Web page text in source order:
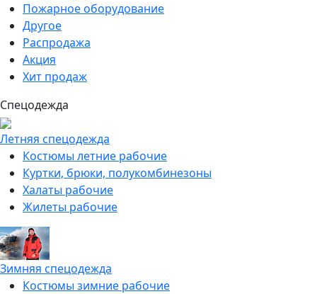
Пожарное оборудование
Другое
Распродажа
Акция
Хит продаж
Спецодежда
Летняя спецодежда
Костюмы летние рабочие
Куртки, брюки, полукомбинезоны
Халаты рабочие
Жилеты рабочие
Зимняя спецодежда
Костюмы зимние рабочие